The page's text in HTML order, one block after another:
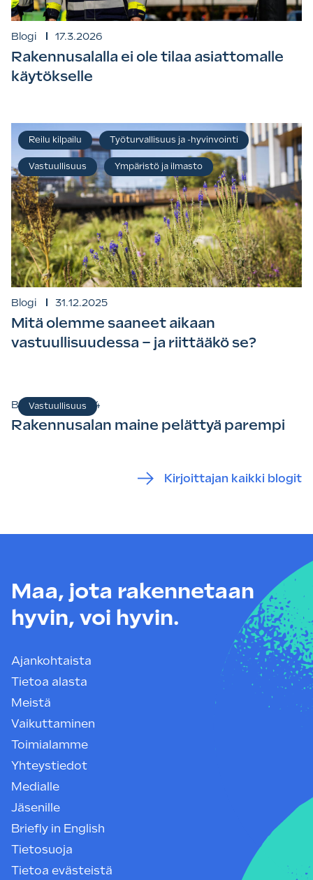
Blogi 17.3.2026
Rakennusalalla ei ole tilaa asiattomalle
käytökselle
Blogi 31.12.2025
Mitä olemme saaneet aikaan
vastuullisuudessa – ja riittääkö se?
Reilu kilpailu Työturvallisuus ja -hyvinvointi
Vastuullisuus Ympäristö ja ilmasto
Blogi 3.9.2024
Rakennusalan maine pelättyä parempi
Vastuullisuus
Kirjoittajan kaikki blogit
Maa, jota rakennetaan
hyvin, voi hyvin.
Ajankohtaista
Tietoa alasta
Meistä
Vaikuttaminen
Toimialamme
Yhteystiedot
Medialle
Jäsenille
Briefly in English
Tietosuoja
Tietoa evästeistä